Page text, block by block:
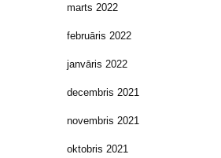
marts 2022
februāris 2022
janvāris 2022
decembris 2021
novembris 2021
oktobris 2021